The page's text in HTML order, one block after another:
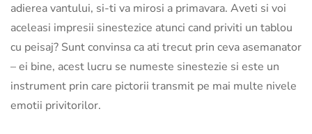
adierea vantului, si-ti va mirosi a primavara. Aveti si voi
aceleasi impresii sinestezice atunci cand priviti un tablou
cu peisaj? Sunt convinsa ca ati trecut prin ceva asemanator
– ei bine, acest lucru se numeste sinestezie si este un
instrument prin care pictorii transmit pe mai multe nivele
emotii privitorilor.